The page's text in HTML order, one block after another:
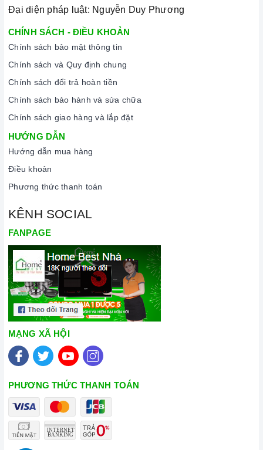
Đại diện pháp luật: Nguyễn Duy Phương
CHÍNH SÁCH - ĐIỀU KHOẢN
Chính sách bảo mật thông tin
Chính sách và Quy định chung
Chính sách đổi trả hoàn tiền
Chính sách bảo hành và sửa chữa
Chính sách giao hàng và lắp đặt
HƯỚNG DẪN
Hướng dẫn mua hàng
Điều khoản
Phương thức thanh toán
KÊNH SOCIAL
FANPAGE
MẠNG XÃ HỘI
PHƯƠNG THỨC THANH TOÁN